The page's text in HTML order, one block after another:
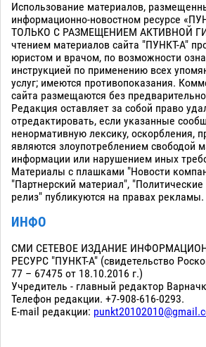
Использование материалов,
информационно-новостном ресурсе
ТОЛЬКО С РАЗМЕЩЕНИЕМ АКТИВНОЙ
чтением материалов сайта "ПУНКТ-А"
юристом и врачом, по возможности
инструкцией по применению всех
услуг; имеются противопоказания.
сайта размещаются без
Редакция оставляет за собой право
отредактировать, если указанные
ненормативную лексику, оскорбления,
являются злоупотреблением свободой
информации или нарушением иных
Материалы с плашками "Новости
"Партнерский материал",
релиз" публикуются на правах рекламы.
ИНФО
СМИ СЕТЕВОЕ ИЗДАНИЕ
РЕСУРС "ПУНКТ-А" (свидетельство
77 – 67475 от 18.10.2016 г.)
Учредитель - главный редактор
Телефон редакции. +7-908-616-0293.
E-mail редакции: